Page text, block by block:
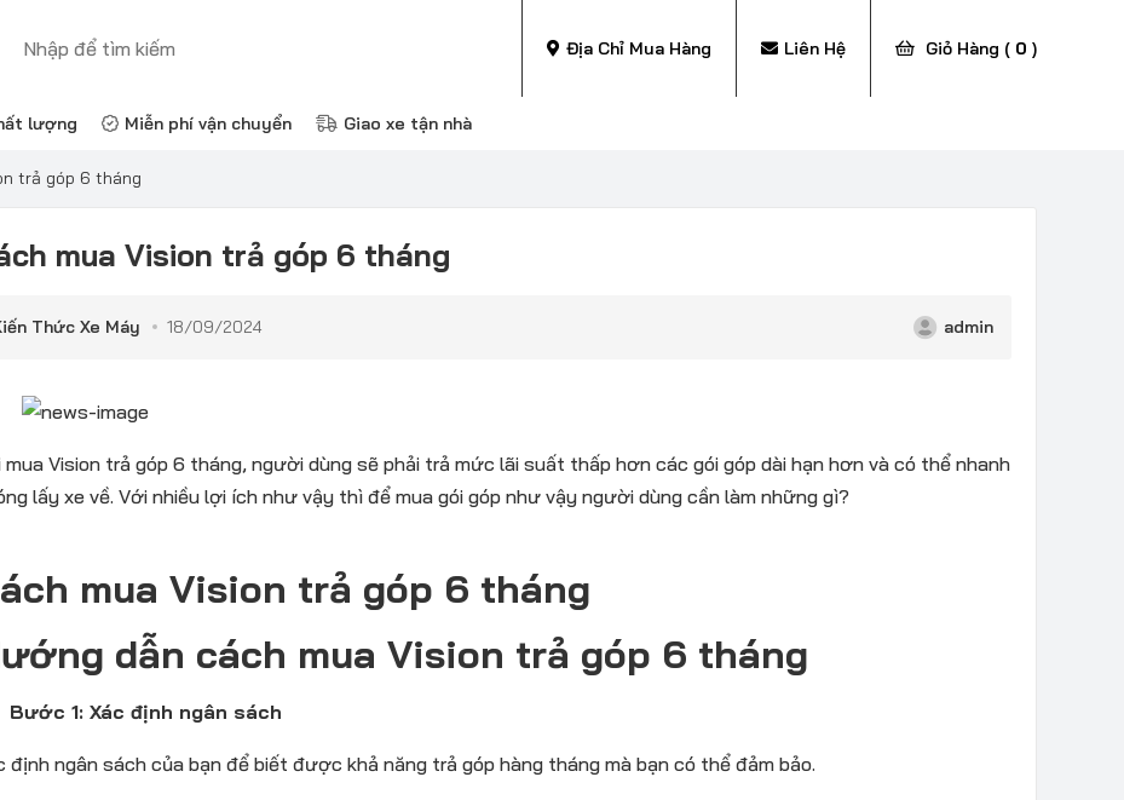
Địa Chỉ Mua Hàng Liên Hệ Giỏ Hàng ( 0 )
lượng Miễn phí vận chuyển Giao xe tận nhà
trả góp 6 tháng
mua Vision trả góp 6 tháng
Thức Xe Máy 18/09/2024 admin
mua Vision trả góp 6 tháng, người dùng sẽ phải trả mức lãi suất thấp hơn các gói góp dài hạn hơn và có thể nhanh
lấy xe về. Với nhiều lợi ích như vậy thì để mua gói góp như vậy người dùng cần làm những gì?
mua Vision trả góp 6 tháng
dẫn cách mua Vision trả góp 6 tháng
Bước 1: Xác định ngân sách
định ngân sách của bạn để biết được khả năng trả góp hàng tháng mà bạn có thể đảm bảo.